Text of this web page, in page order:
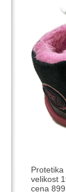
velikost
cena